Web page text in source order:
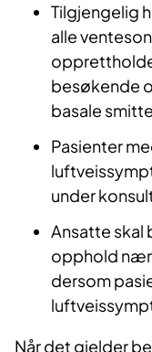
Tilgjengelig
alle
besøkende
basale
Pasienter
under
Ansatte skal
opphold
dersom
Når det gjelder